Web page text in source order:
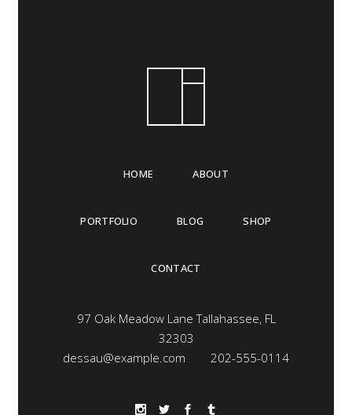
HOME ABOUT
PORTFOLIO BLOG SHOP
CONTACT
97 Oak Meadow Lane Tallahassee, FL
32303
dessau@example.com
202-555-0114